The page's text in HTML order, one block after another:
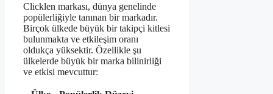
Clicklen markası, dünya genelinde
popülerliğiyle tanınan bir markadır.
Birçok ülkede büyük bir takipçi kitlesi
bulunmakta ve etkileşim oranı
oldukça yüksektir. Özellikle şu
ülkelerde büyük bir marka bilinirliği
ve etkisi mevcuttur: